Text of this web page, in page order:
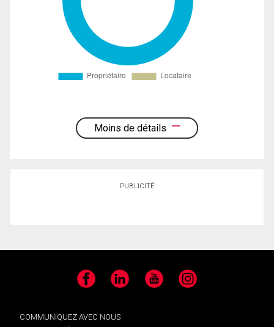
Moins de détails
PUBLICITÉ
Facebook LinkedIn YouTube Instagram
COMMUNIQUEZ AVEC NOUS